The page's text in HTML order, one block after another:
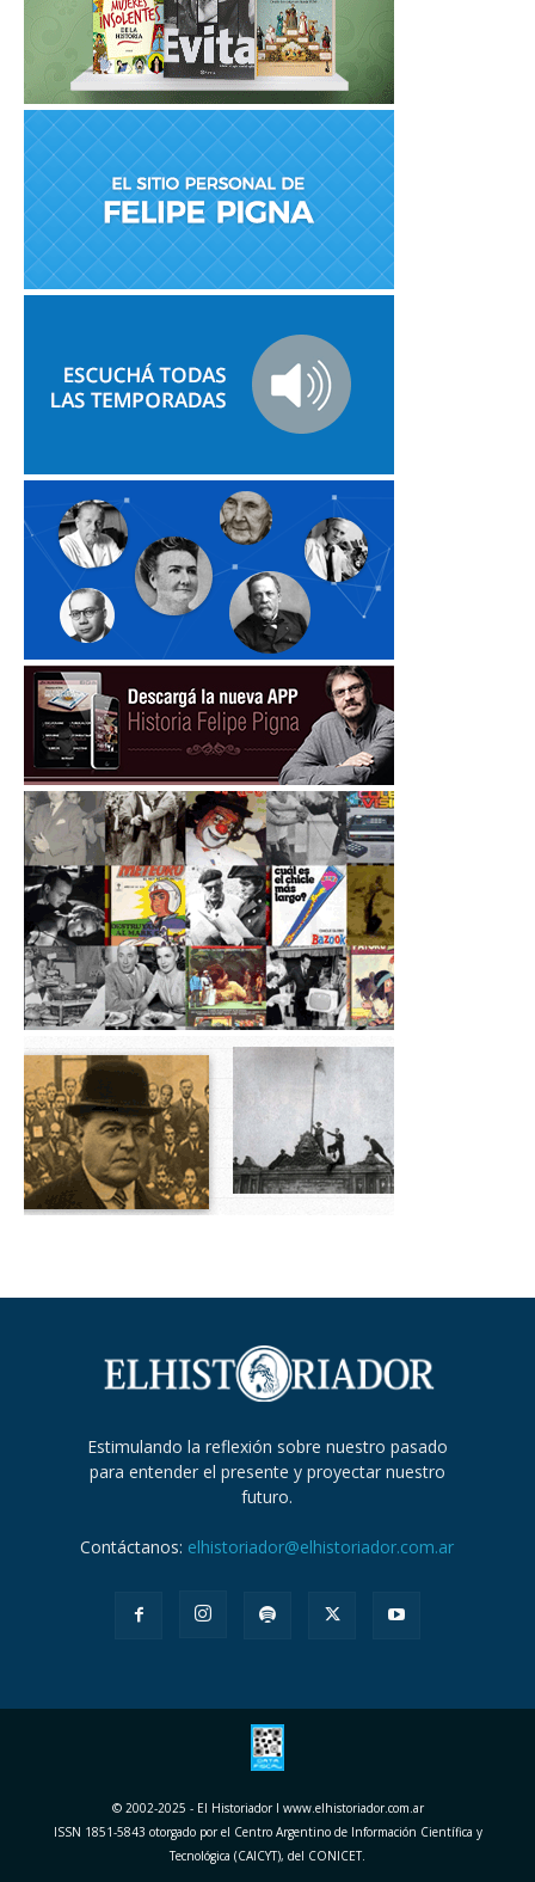
Estimulando la reflexión sobre nuestro pasado
para entender el presente y proyectar nuestro
futuro.
Contáctanos: elhistoriador@elhistoriador.com.ar
© 2002-2025 - El Historiador I www.elhistoriador.com.ar
ISSN 1851-5843 otorgado por el Centro Argentino de Información Científica y
Tecnológica (CAICYT), del CONICET.